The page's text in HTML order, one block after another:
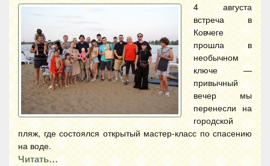
4 августа
встреча в
Ковчеге
прошла в
необычном
ключе —
привычный
вечер мы
перенесли на
городской
пляж, где состоялся открытый мастер-класс по спасению
на воде.
Читать…